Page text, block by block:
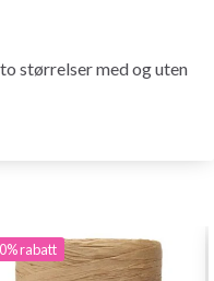
størrelser med og uten
rabatt